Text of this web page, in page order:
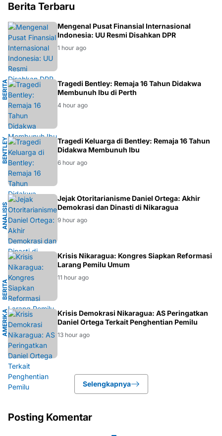
Berita Terbaru
EKONOMI
Mengenal Pusat Finansial Internasional
Indonesia: UU Resmi Disahkan DPR
1 hour ago
B
E
R
I
T
A
P
E
R
TH
Tragedi Bentley: Remaja 16 Tahun Didakwa
Membunuh Ibu di Perth
4 hour ago
B
E
N
TL
E
Y
P
E
R
TH
Tragedi Keluarga di Bentley: Remaja 16 Tahun
Didakwa Membunuh Ibu
6 hour ago
A
N
A
L
I
S
I
S
G
E
O
P
O
L
I
T
IK
Jejak Otoritarianisme Daniel Ortega: Akhir
Demokrasi dan Dinasti di Nikaragua
9 hour ago
B
E
R
I
T
A
I
N
T
E
R
N
A
S
I
O
N
AL
Krisis Nikaragua: Kongres Siapkan Reformasi
Larang Pemilu Umum
11 hour ago
A
M
E
R
I
K
A
S
E
R
I
K
AT
Krisis Demokrasi Nikaragua: AS Peringatkan
Daniel Ortega Terkait Penghentian Pemilu
13 hour ago
Selengkapnya
Posting Komentar